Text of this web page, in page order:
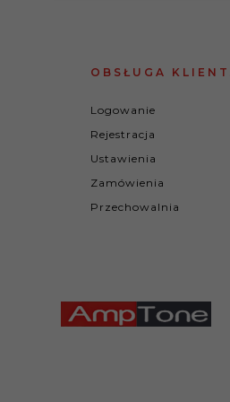
OBSŁUGA
Logowanie
Rejestracja
Ustawienia
Zamówienia
Przechowalnia